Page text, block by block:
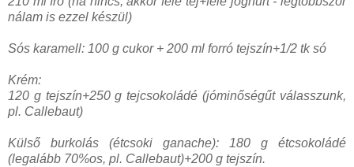
nálam is ezzel készül)
Sós karamell: 100 g cukor + 200 ml forró tejszín+1/2 tk só
Krém:
120 g tejszín+250 g tejcsokoládé (jóminőségűt válasszunk,
pl. Callebaut)
Külső burkolás (étcsoki ganache): 180 g étcsokoládé
(legalább 70%os, pl. Callebaut)+200 g tejszín.